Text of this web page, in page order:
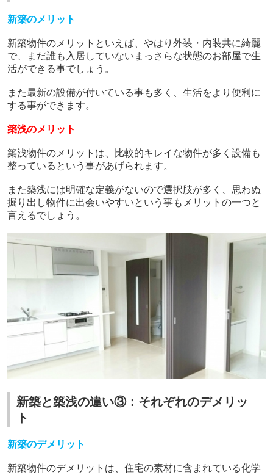
新築のメリット
新築物件のメリットといえば、やはり外装・内装共に綺麗
で、まだ誰も入居していないまっさらな状態のお部屋で生
活ができる事でしょう。
また最新の設備が付いている事も多く、生活をより便利に
する事ができます。
築浅のメリット
築浅物件のメリットは、比較的キレイな物件が多く設備も
整っているという事があげられます。
また築浅には明確な定義がないので選択肢が多く、思わぬ
掘り出し物件に出会いやすいという事もメリットの一つと
言えるでしょう。
新築と築浅の違い③：それぞれのデメリッ
ト
新築のデメリット
新築物件のデメリットは、住宅の素材に含まれている化学